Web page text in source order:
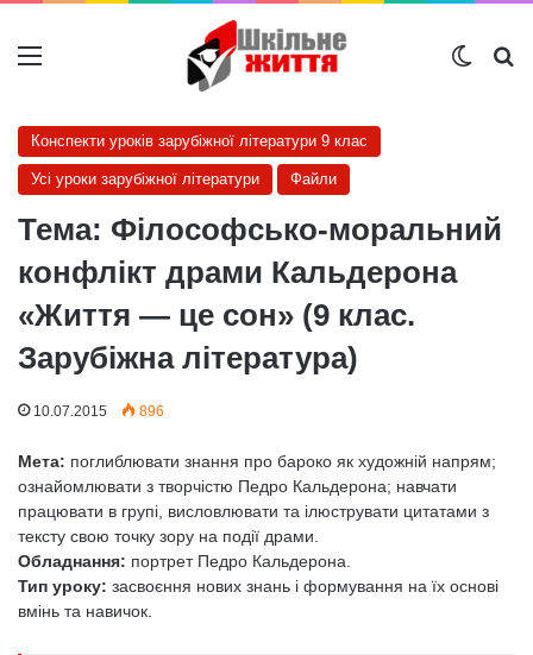
Меню
Конспекти уроків зарубіжної літератури 9 клас
Усі уроки зарубіжної літератури Файли
Тема: Філософсько-моральний
конфлікт драми Кальдерона
«Життя — це сон» (9 клас.
Зарубіжна література)
10.07.2015 896
Мета: поглиблювати знання про бароко як художній напрям;
ознайомлювати з творчістю Педро Кальдерона; навчати
працювати в групі, висловлювати та ілюструвати цитатами з
тексту свою точку зору на події драми.
Обладнання: портрет Педро Кальдерона.
Тип уроку: засвоєння нових знань і формування на їх основі
вмінь та навичок.